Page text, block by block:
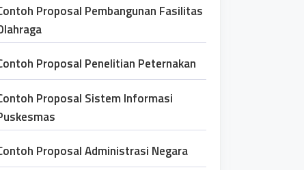
Proposal Pembangunan Fasilitas
Proposal Penelitian Peternakan
Proposal Sistem Informasi
Proposal Administrasi Negara